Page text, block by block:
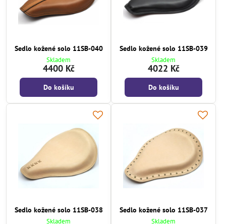
Sedlo kožené solo 11SB-040
Skladem
4400 Kč
Do košíku
Sedlo kožené solo 11SB-039
Skladem
4022 Kč
Do košíku
Sedlo kožené solo 11SB-038
Skladem
Sedlo kožené solo 11SB-037
Skladem